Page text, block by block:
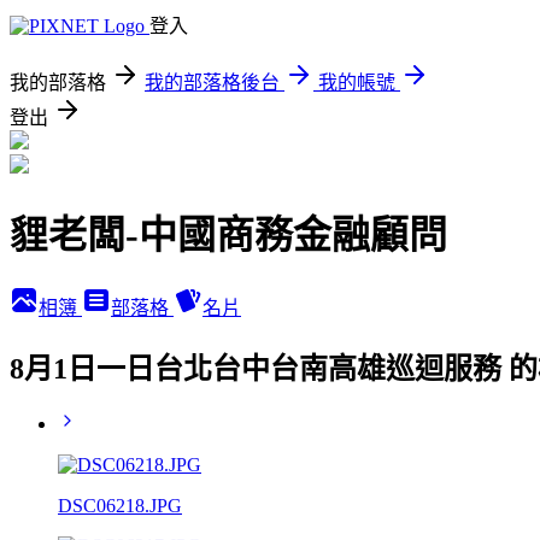
登入
我的部落格 我的部落格後台
我的帳號
登出
貍老闆-中國商務金融顧問
相簿 部落格 名片
8月1日一日台北台中台南高雄巡迴服務
DSC06218.JPG